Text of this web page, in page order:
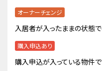
オーナーチェンジ
入居者が入ったままの状態で
購入申込あり
購入申込が入っている物件で